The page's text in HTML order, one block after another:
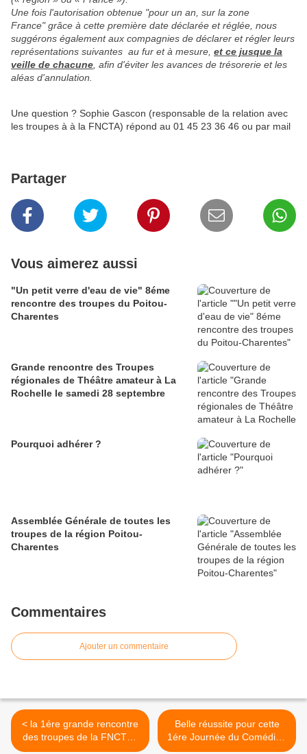
Une fois l'autorisation obtenue "pour un an, sur la zone
France" grâce à cette première date déclarée et réglée, nous
suggérons également aux compagnies de déclarer et régler leurs
représentations suivantes au fur et à mesure, et ce jusque la
veille de chacune , afin d'éviter les avances de trésorerie et les
aléas d'annulation.
Une question ? Sophie Gascon (responsable de la relation avec
les troupes à à la FNCTA) répond au 01 45 23 36 46 ou par mail
Partager
Vous aimerez aussi
"Un petit verre d'eau de vie" 8éme
rencontre des troupes du Poitou-
Charentes
Grande rencontre des Troupes
régionales de Théâtre amateur à La
Rochelle le samedi 28 septembre
Pourquoi adhérer ?
Assemblée Générale de toutes les
troupes de la région Poitou-
Charentes
Commentaires
Ajouter un commentaire
< la 1ére grande rencontre
des troupes de la FNCTA :
la Journée du Comédien
Belle réussite pour cette
1ére Journée du Comédien
Régionale >